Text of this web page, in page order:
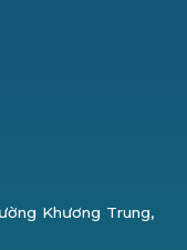
Khương Trung,